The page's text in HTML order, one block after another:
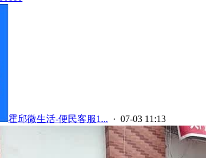
霍邱微生活-便民客服1... · 07-03 11:13